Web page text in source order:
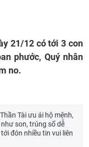
21/12 có tới 3 con
phước, Quý nhân
no.
Tài ưu ái hộ mệnh,
son, trúng số dễ
đón nhiều tin vui liên